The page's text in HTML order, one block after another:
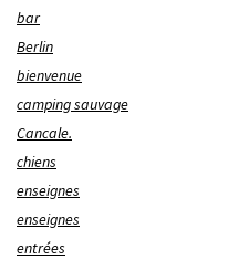
bar
Berlin
bienvenue
camping sauvage
Cancale.
chiens
enseignes
enseignes
entrées